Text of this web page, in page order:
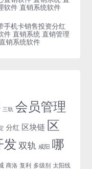
软件 直销系统软件
手机卡销售投资分红
件 直销系统 直销管理
销系统软件
三轨 会员管理
分红 区块链 区
发 双轨 咸阳 哪
商洛 复利 多级别 太阳线